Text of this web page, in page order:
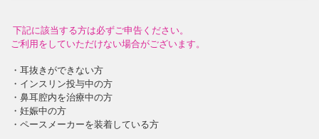
下記に該当する方は必ずご申告ください。
ご利用をしていただけない場合がございます。
・耳抜きができない方
・インスリン投与中の方
・鼻耳腔内を治療中の方
・妊娠中の方
・ペースメーカーを装着している方